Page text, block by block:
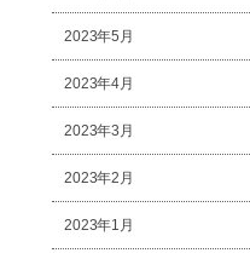
2023年5月
2023年4月
2023年3月
2023年2月
2023年1月